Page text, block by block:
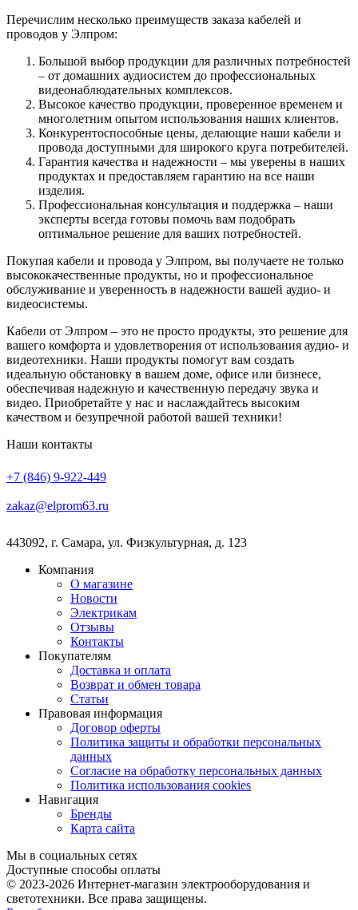
Перечислим несколько преимуществ заказа кабелей и
проводов у Элпром:
Большой выбор продукции для различных потребностей
– от домашних аудиосистем до профессиональных
видеонаблюдательных комплексов.
Высокое качество продукции, проверенное временем и
многолетним опытом использования наших клиентов.
Конкурентоспособные цены, делающие наши кабели и
провода доступными для широкого круга потребителей.
Гарантия качества и надежности – мы уверены в наших
продуктах и предоставляем гарантию на все наши
изделия.
Профессиональная консультация и поддержка – наши
эксперты всегда готовы помочь вам подобрать
оптимальное решение для ваших потребностей.
Покупая кабели и провода у Элпром, вы получаете не только
высококачественные продукты, но и профессиональное
обслуживание и уверенность в надежности вашей аудио- и
видеосистемы.
Кабели от Элпром – это не просто продукты, это решение для
вашего комфорта и удовлетворения от использования аудио- и
видеотехники. Наши продукты помогут вам создать
идеальную обстановку в вашем доме, офисе или бизнесе,
обеспечивая надежную и качественную передачу звука и
видео. Приобретайте у нас и наслаждайтесь высоким
качеством и безупречной работой вашей техники!
Наши контакты
+7 (846) 9-922-449
zakaz@elprom63.ru
443092, г. Самара, ул. Физкультурная, д. 123
Компания
О магазине
Новости
Электрикам
Отзывы
Контакты
Покупателям
Доставка и оплата
Возврат и обмен товара
Статьи
Правовая информация
Договор оферты
Политика защиты и обработки персональных
данных
Согласие на обработку персональных данных
Политика использования cookies
Навигация
Бренды
Карта сайта
Мы в социальных сетях
Доступные способы оплаты
© 2023-2026 Интернет-магазин электрооборудования и
светотехники. Все права защищены.